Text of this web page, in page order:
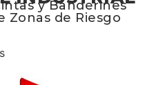
y Banderines
Zonas de Riesgo